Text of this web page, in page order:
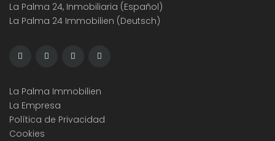
La Palma 24, Inmobiliaria (Español)
La Palma 24 Immobilien (Deutsch)
La Palma Immobilien
La Empresa
Política de Privacidad
Cookies